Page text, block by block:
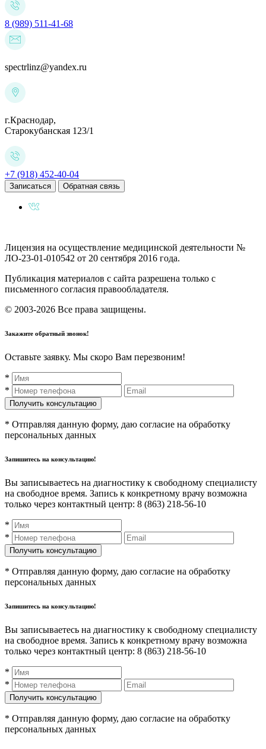
8 (989) 511-41-68
spectrlinz@yandex.ru
г.Краснодар,
Старокубанская 123/1
+7 (918) 452-40-04
Записаться Обратная связь
Лицензия на осуществление медицинской деятельности №
ЛО-23-01-010542 от 20 сентября 2016 года.
Публикация материалов с сайта разрешена только с
письменного согласия правообладателя.
© 2003-2026 Все права защищены.
Закажите обратный звонок!
Оставьте заявку. Мы скоро Вам перезвоним!
*
*
* Отправляя данную форму, даю согласие на обработку
персональных данных
Запишитесь на консультацию!
Вы записываетесь на диагностику к свободному специалисту
на свободное время. Запись к конкретному врачу возможна
только через контактный центр: 8 (863) 218-56-10
*
*
* Отправляя данную форму, даю согласие на обработку
персональных данных
Запишитесь на консультацию!
Вы записываетесь на диагностику к свободному специалисту
на свободное время. Запись к конкретному врачу возможна
только через контактный центр: 8 (863) 218-56-10
*
*
* Отправляя данную форму, даю согласие на обработку
персональных данных